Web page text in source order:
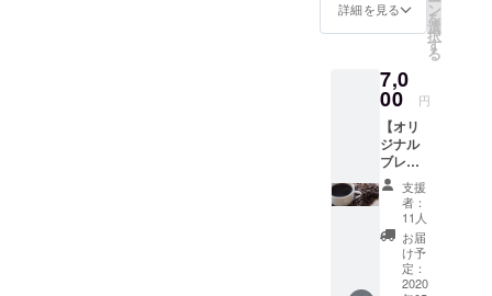
イメー
レンド
(仮)」の
豆50gを
てお届
けしま
す。 ま
た、コ
タロー
の経過
報告を
お送り
させて
いただ
きます
※写真は
イメー
詳細を見る ン
を
選
択
す
る
7,0
00 円
【オリ
ジナル
ブレン
ド 豆
100g】
今回の
ために
作った
オリジ
ナルブ
支援
者：
11人
お届
け予
定：
2020